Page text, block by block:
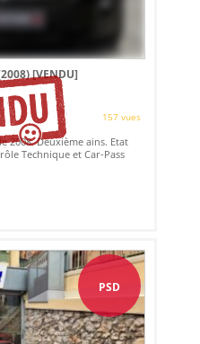
[VENDU]
157 vues
2008. Deuxième ains. Etat
Technique et Car-Pass
PSD